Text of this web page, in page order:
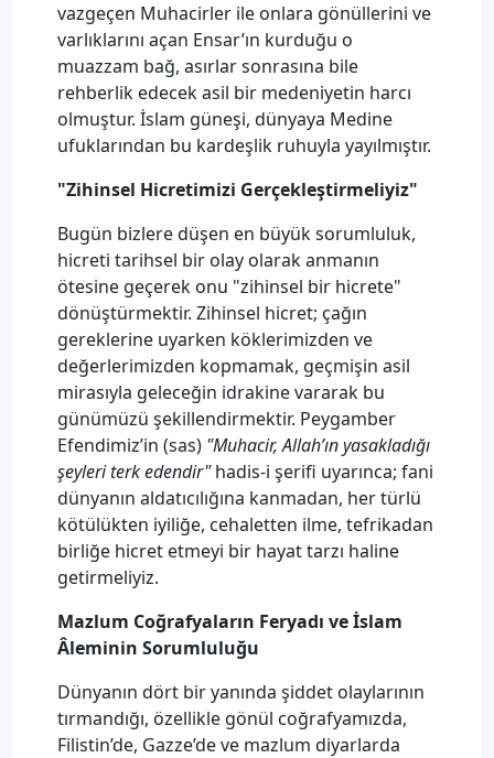
vazgeçen Muhacirler ile onlara gönüllerini ve
varlıklarını açan Ensar’ın kurduğu o
muazzam bağ, asırlar sonrasına bile
rehberlik edecek asil bir medeniyetin harcı
olmuştur. İslam güneşi, dünyaya Medine
ufuklarından bu kardeşlik ruhuyla yayılmıştır.
"Zihinsel Hicretimizi Gerçekleştirmeliyiz"
Bugün bizlere düşen en büyük sorumluluk,
hicreti tarihsel bir olay olarak anmanın
ötesine geçerek onu "zihinsel bir hicrete"
dönüştürmektir. Zihinsel hicret; çağın
gereklerine uyarken köklerimizden ve
değerlerimizden kopmamak, geçmişin asil
mirasıyla geleceğin idrakine vararak bu
günümüzü şekillendirmektir. Peygamber
Efendimiz’in (sas) "Muhacir, Allah’ın yasakladığı
şeyleri terk edendir"hadis-i şerifi uyarınca; fani
dünyanın aldatıcılığına kanmadan, her türlü
kötülükten iyiliğe, cehaletten ilme, tefrikadan
birliğe hicret etmeyi bir hayat tarzı haline
getirmeliyiz.
Mazlum Coğrafyaların Feryadı ve İslam
Âleminin Sorumluluğu
Dünyanın dört bir yanında şiddet olaylarının
tırmandığı, özellikle gönül coğrafyamızda,
Filistin’de, Gazze’de ve mazlum diyarlarda